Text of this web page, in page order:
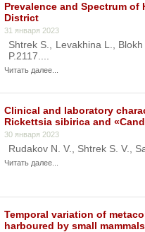
Prevalence and Spectrum of
District
31 января 2023
Shtrek S., Levakhina L.,
P.2117....
Читать далее...
Clinical and laboratory
Rickettsia sibirica and
30 января 2023
Rudakov N. V., Shtrek S. V.,
Читать далее...
Temporal variation of
harboured by small